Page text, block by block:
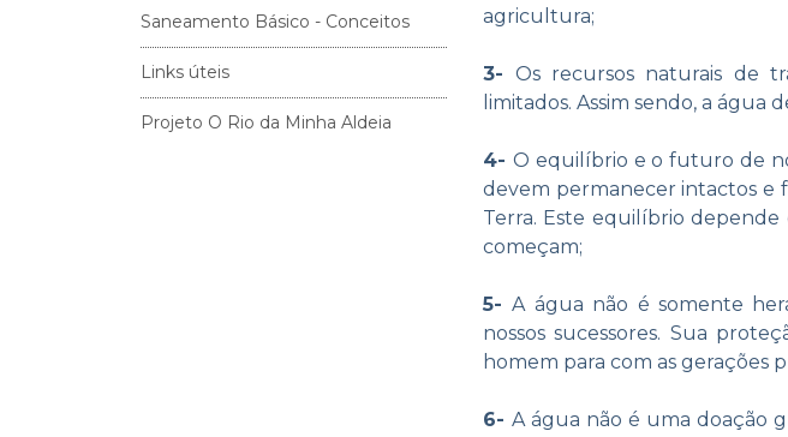
Saneamento Básico - Conceitos
Links úteis
Projeto O Rio da Minha Aldeia
agricultura;
3-Os recursos naturais de
limitados. Assim sendo, a
4- O equilíbrio e o futuro de
devem permanecer intactos e
Terra. Este equilíbrio depende
começam;
5-A água não é somente
nossos sucessores. Sua
homem para com as gerações
6- A água não é uma doação